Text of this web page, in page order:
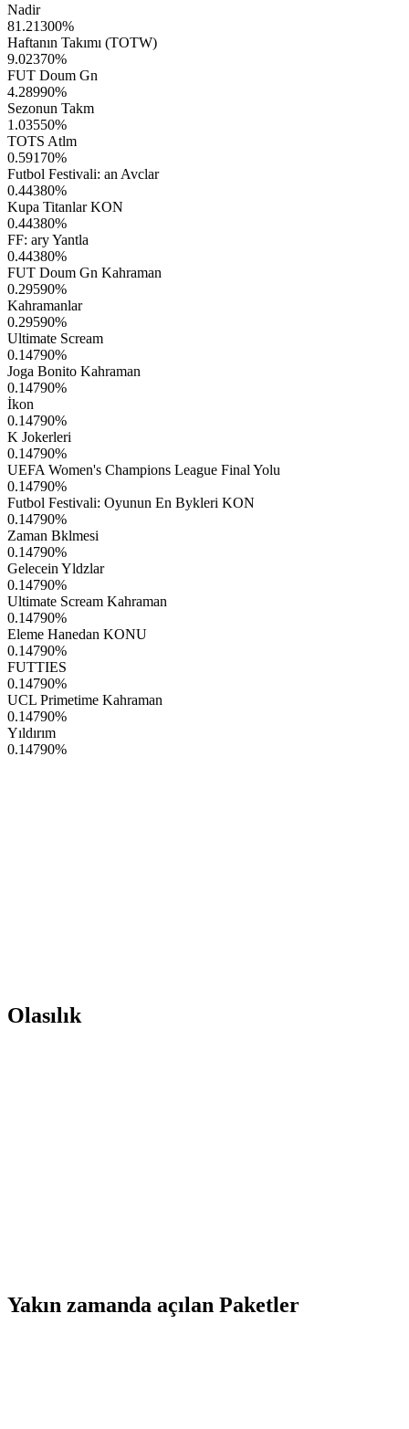
Nadir
81.21300%
Haftanın Takımı (TOTW)
9.02370%
FUT Doum Gn
4.28990%
Sezonun Takm
1.03550%
TOTS Atlm
0.59170%
Futbol Festivali: an Avclar
0.44380%
Kupa Titanlar KON
0.44380%
FF: ary Yantla
0.44380%
FUT Doum Gn Kahraman
0.29590%
Kahramanlar
0.29590%
Ultimate Scream
0.14790%
Joga Bonito Kahraman
0.14790%
İkon
0.14790%
K Jokerleri
0.14790%
UEFA Women's Champions League Final Yolu
0.14790%
Futbol Festivali: Oyunun En Bykleri KON
0.14790%
Zaman Bklmesi
0.14790%
Gelecein Yldzlar
0.14790%
Ultimate Scream Kahraman
0.14790%
Eleme Hanedan KONU
0.14790%
FUTTIES
0.14790%
UCL Primetime Kahraman
0.14790%
Yıldırım
0.14790%
Olasılık
Yakın zamanda açılan Paketler